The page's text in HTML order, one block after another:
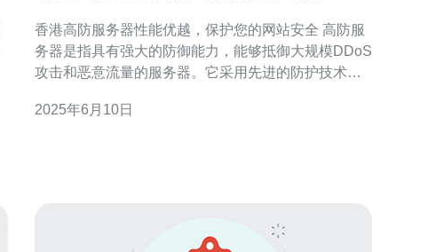
香港高防服务器性能优越，保护您的网站安全 高防服
务器是指具有强大的防御能力，能够抵御大规模DDoS
攻击和恶意流量的服务器。它采用先进的防护技术和
地区的重要商业中心，拥有先进的网络基础设施和优
2025年6月10日